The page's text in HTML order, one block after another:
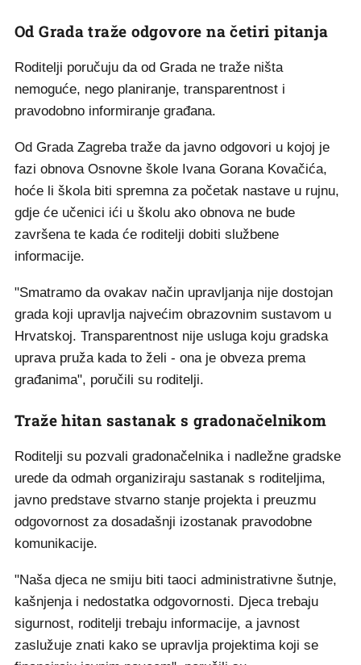
Od Grada traže odgovore na četiri pitanja
Roditelji poručuju da od Grada ne traže ništa
nemoguće, nego planiranje, transparentnost i
pravodobno informiranje građana.
Od Grada Zagreba traže da javno odgovori u kojoj je
fazi obnova Osnovne škole Ivana Gorana Kovačića,
hoće li škola biti spremna za početak nastave u rujnu,
gdje će učenici ići u školu ako obnova ne bude
završena te kada će roditelji dobiti službene
informacije.
"Smatramo da ovakav način upravljanja nije dostojan
grada koji upravlja najvećim obrazovnim sustavom u
Hrvatskoj. Transparentnost nije usluga koju gradska
uprava pruža kada to želi - ona je obveza prema
građanima", poručili su roditelji.
Traže hitan sastanak s gradonačelnikom
Roditelji su pozvali gradonačelnika i nadležne gradske
urede da odmah organiziraju sastanak s roditeljima,
javno predstave stvarno stanje projekta i preuzmu
odgovornost za dosadašnji izostanak pravodobne
komunikacije.
"Naša djeca ne smiju biti taoci administrativne šutnje,
kašnjenja i nedostatka odgovornosti. Djeca trebaju
sigurnost, roditelji trebaju informacije, a javnost
zaslužuje znati kako se upravlja projektima koji se